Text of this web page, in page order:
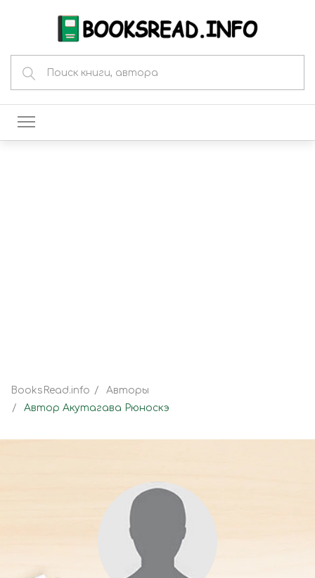
BooksRead.info
Авторы
Автор Акутагава Рюноскэ